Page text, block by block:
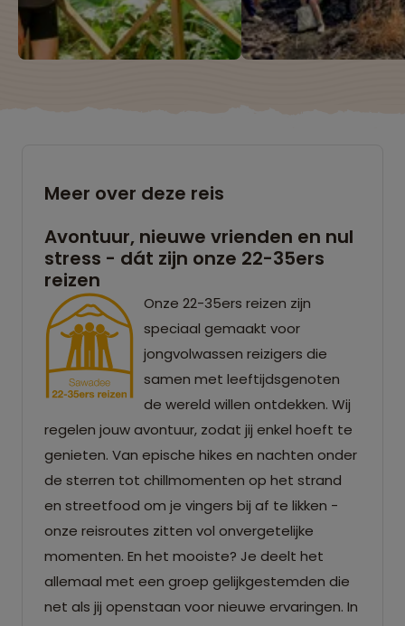
Meer over deze reis
Avontuur, nieuwe vrienden en nul
stress - dát zijn onze 22-35ers
reizen
Onze 22-35ers reizen zijn
speciaal gemaakt voor
jongvolwassen reizigers die
samen met leeftijdsgenoten
de wereld willen ontdekken. Wij
regelen jouw avontuur, zodat jij enkel hoeft te
genieten. Van epische hikes en nachten onder
de sterren tot chillmomenten op het strand
en streetfood om je vingers bij af te likken -
onze reisroutes zitten vol onvergetelijke
momenten. En het mooiste? Je deelt het
allemaal met een groep gelijkgestemden die
net als jij openstaan voor nieuwe ervaringen. In